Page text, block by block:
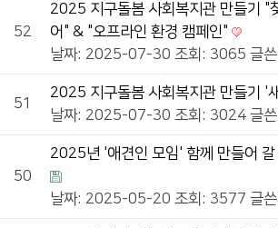
52
2025 지구돌봄 사회복지관 만들기 "
어" & "오프라인 환경 캠페인"
날짜: 2025-07-30 조회: 3065 글
51
2025 지구돌봄 사회복지관 만들기 '
날짜: 2025-07-30 조회: 3024 글
50
2025년 '애견인 모임' 함께 만들어 갈
날짜: 2025-05-20 조회: 3577 글